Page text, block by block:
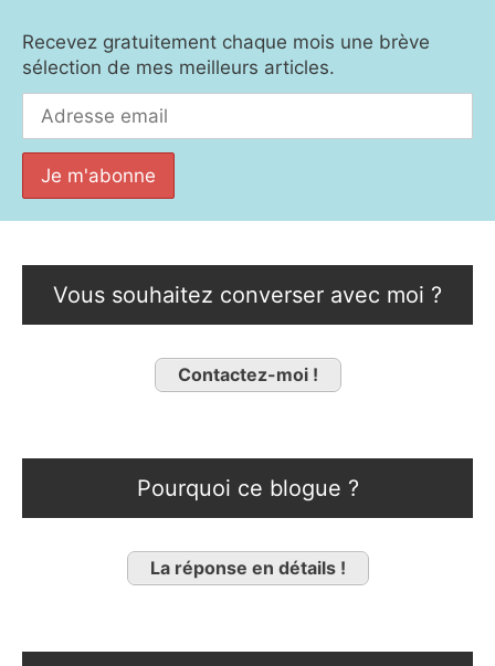
Recevez gratuitement chaque mois une brève
sélection de mes meilleurs articles.
Vous souhaitez converser avec moi ?
Contactez-moi !
Pourquoi ce blogue ?
La réponse en détails !